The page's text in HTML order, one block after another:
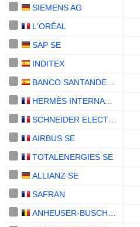
SIEMENS AG
L'ORÉAL
SAP SE
INDITEX
HERMÈS INTERNATIONAL
AIRBUS SE
TOTALENERGIES SE
ALLIANZ SE
SAFRAN